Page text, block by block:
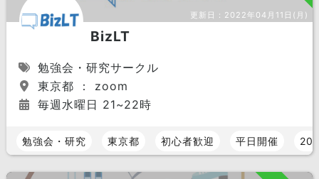
更新日： 2022年04月11日(月)
BizLT
勉強会・研究サークル
東京都 ： zoom
毎週水曜日 21~22時
勉強会・研究 東京都 初心者歓迎 平日開催 20